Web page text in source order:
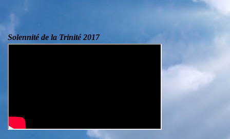
Solennité de la Trinité 2017